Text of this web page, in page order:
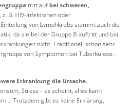
tritt aufbei schweren,
, z. B. HIV-Infektionen oder
von Lymphkrebs stammt auch die
da sie bei der Gruppe B auftritt und bei
nicht. Traditionell schon sehr
von Symptomen bei Tuberkulose.
Erkrankung die Ursache.
Stress – es scheint, alles kann
… Trotzdem gibt es keine Erklärung,